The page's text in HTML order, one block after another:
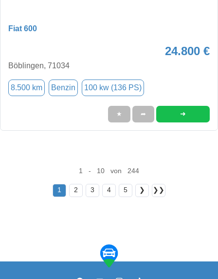
Fiat 600
24.800 €
Böblingen, 71034
8.500 km Benzin 100 kw (136 PS)
★ ➦ ➜
1 - 10 von 244
1 2 3 4 5 ❯ ❯❯